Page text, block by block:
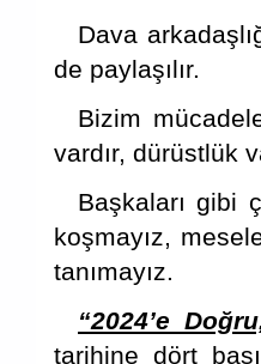
Dava
de paylaşılır.
Bizim
vardır, dürüstlük
Başkaları gibi
koşmayız,
tanımayız.
“2024’e
tarihine dört